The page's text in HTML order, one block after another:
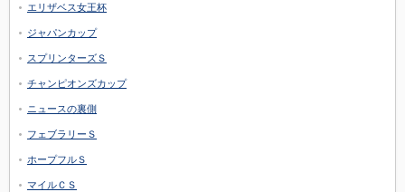
エリザベス女王杯
ジャパンカップ
スプリンターズＳ
チャンピオンズカップ
ニュースの裏側
フェブラリーＳ
ホープフルＳ
マイルＣＳ